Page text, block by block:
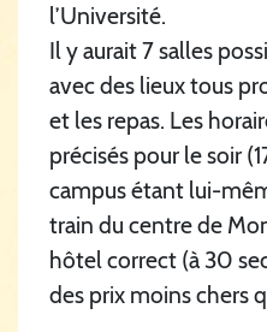
l’Université.
Il y aurait 7 salles
avec des lieux tous
et les repas. Les
précisés pour le soir
campus étant lui-
train du centre de
hôtel correct (à 30
des prix moins chers